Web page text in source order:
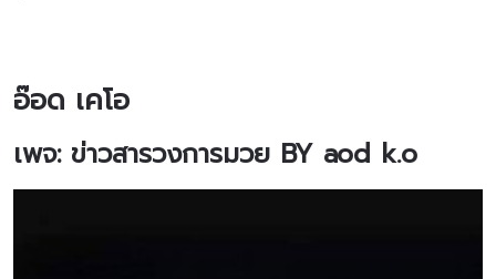
อ๊อด เคโอ
เพจ: ข่าวสารวงการมวย BY aod k.o